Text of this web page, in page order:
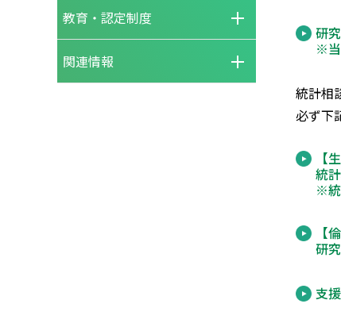
研
※当
統計相
必ず下
【
統
※統
【
研
支
教育・認定制度
関連情報